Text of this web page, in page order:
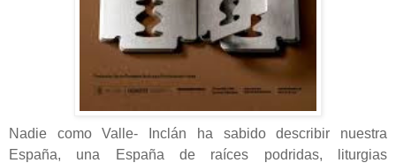
Nadie como Valle- Inclán ha sabido describir nuestra
España, una España de raíces podridas, liturgias